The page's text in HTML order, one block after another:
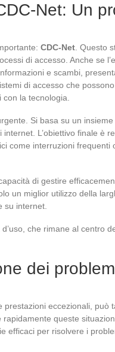
Net: Un
CDC-Net . Questo
di accesso. Anche se
e scambi,
di accesso che
la tecnologia.
Si basa su un
L’obiettivo finale è
come interruzioni frequenti
di gestire
un miglior utilizzo della
su internet.
che rimane al centro
dei
eccezionali, può
queste
efficaci per risolvere i